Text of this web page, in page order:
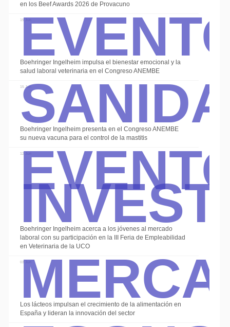
en los Beef Awards 2026 de Provacuno
19 Jun
Boehringer Ingelheim impulsa el bienestar emocional y la
salud laboral veterinaria en el Congreso ANEMBE
15 Jun
Boehringer Ingelheim presenta en el Congreso ANEMBE
su nueva vacuna para el control de la mastitis
12 Jun
Boehringer Ingelheim acerca a los jóvenes al mercado
laboral con su participación en la III Feria de Empleabilidad
en Veterinaria de la UCO
03 Jun
Los lácteos impulsan el crecimiento de la alimentación en
España y lideran la innovación del sector